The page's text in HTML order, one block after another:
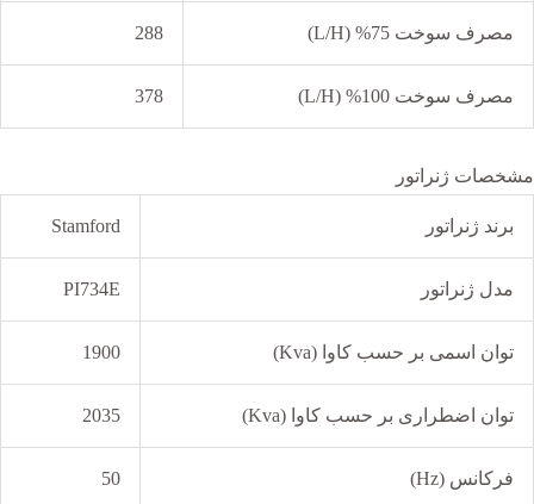
مصرف سوخت 75% (L/H) 288
مصرف سوخت 100% (L/H) 378
مشخصات ژنراتور
برند ژنراتور Stamford
مدل ژنراتور PI734E
توان اسمی بر حسب کاوا (Kva) 1900
توان اضطراری بر حسب کاوا (Kva) 2035
فرکانس (Hz) 50